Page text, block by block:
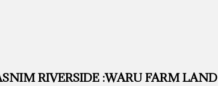
RIVERSIDE :WARU FARM LAND